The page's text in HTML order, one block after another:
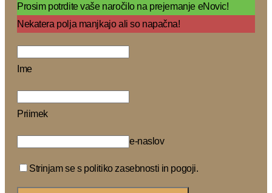
Prosim potrdite vaše naročilo na prejemanje eNovic!
Nekatera polja manjkajo ali so napačna!
Ime
Priimek
e-naslov
Strinjam se s politiko zasebnosti in pogoji.